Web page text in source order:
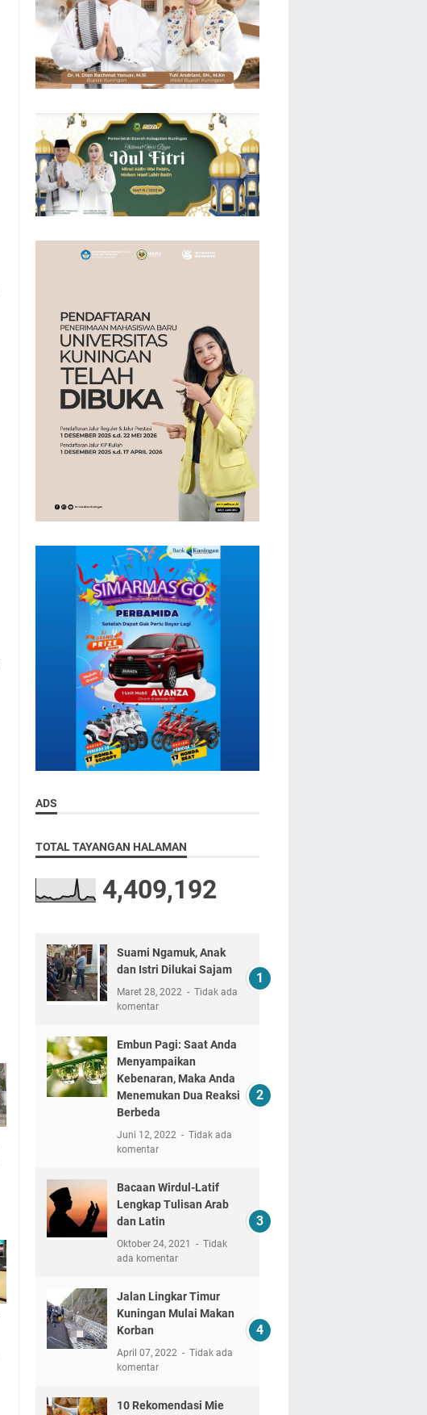
ADS
TOTAL TAYANGAN HALAMAN
4,409,192
Suami Ngamuk, Anak
dan Istri Dilukai Sajam
Maret 28, 2022
Tidak ada
komentar
Embun Pagi: Saat Anda
Menyampaikan
Kebenaran, Maka Anda
Menemukan Dua Reaksi
Berbeda
Juni 12, 2022
Tidak ada
komentar
Bacaan Wirdul-Latif
Lengkap Tulisan Arab
dan Latin
Oktober 24, 2021
Tidak
ada komentar
Jalan Lingkar Timur
Kuningan Mulai Makan
Korban
April 07, 2022
Tidak ada
komentar
10 Rekomendasi Mie